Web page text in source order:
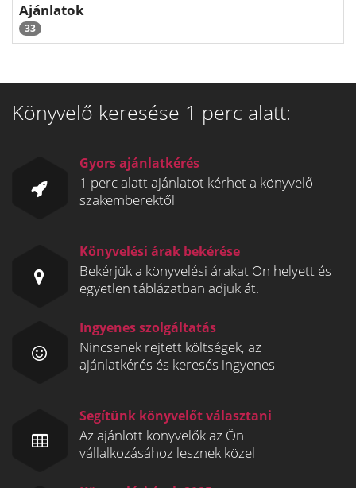
Ajánlatok
33
Könyvelő keresése 1 perc alatt:
Gyors ajánlatkérés
1 perc alatt ajánlatot kérhet a könyvelő-
szakemberektől
Könyvelési árak bekérése
Bekérjük a könyvelési árakat Ön helyett és
egyetlen táblázatban adjuk át.
Ingyenes szolgáltatás
Nincsenek rejtett költségek, az
ajánlatkérés és keresés ingyenes
Segítünk könyvelőt választani
Az ajánlott könyvelők az Ön
vállalkozásához lesznek közel